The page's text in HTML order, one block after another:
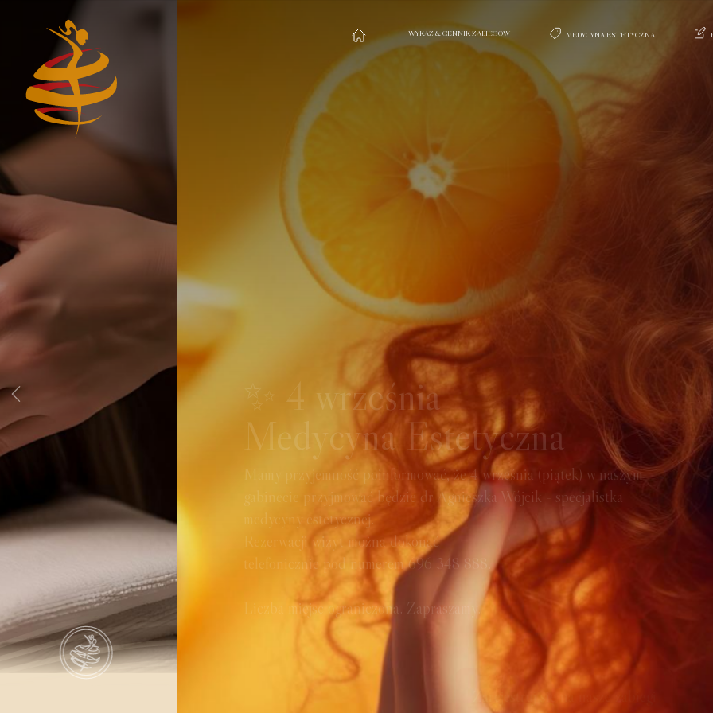
WYKAZ & CENNIK ZABIEGÓW MEDYCYNA ESTETYCZNA
✨ 4 września
Medycyna Estetyczna
Mamy przyjemność poinformować, że 4 września (piątek) w naszym
gabinecie przyjmować będzie dr Agnieszka Wójcik - specjalistka
medycyny estetycznej.
Rezerwacji wizyt można dokonać
telefonicznie pod numerem 696 348 888.
Liczba miejsc ograniczona. Zapraszamy.
Zarejestruj się na nasze zabiegi
